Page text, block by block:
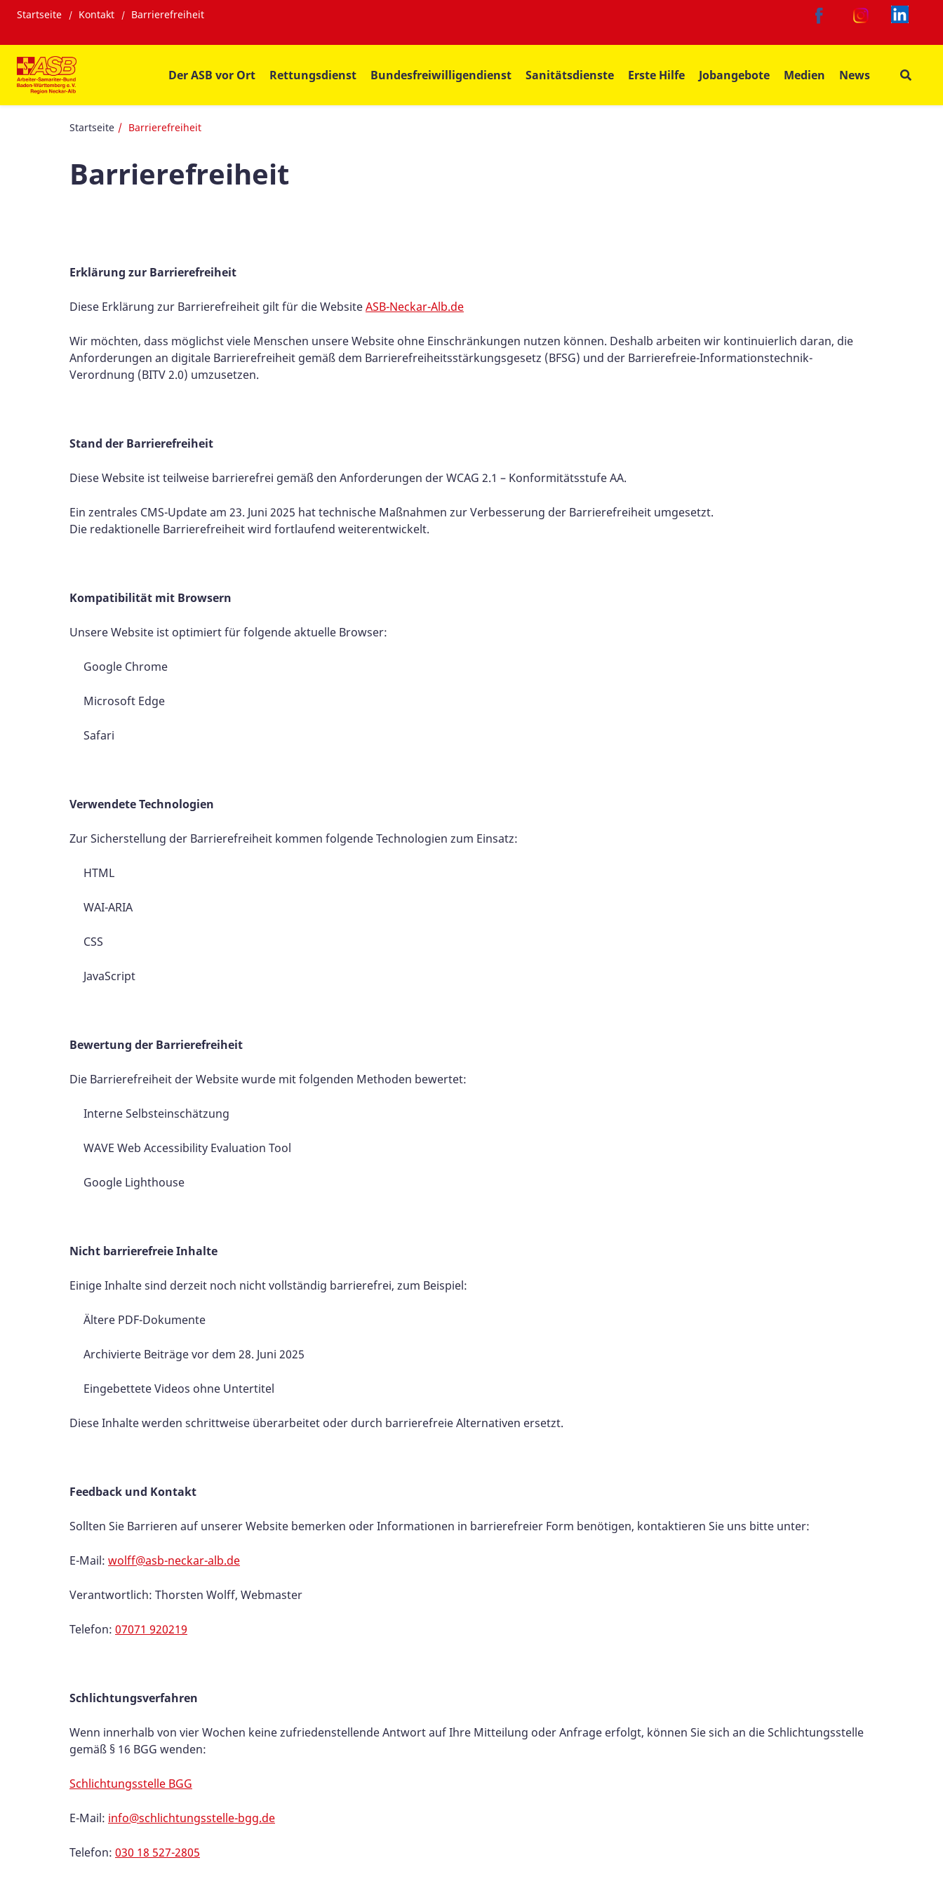
Startseite Kontakt Barrierefreiheit
Der ASB vor Ort Rettungsdienst Bundesfreiwilligendienst Sanitätsdienste Erste Hilfe Jobangebote Medien News
Startseite Barrierefreiheit
Barrierefreiheit
Erklärung zur Barrierefreiheit
Diese Erklärung zur Barrierefreiheit gilt für die WebsiteASB-Neckar-Alb.de
Wir möchten, dass möglichst viele Menschen unsere Website ohne Einschränkungen nutzen können. Deshalb arbeiten wir kontinuierlich daran, die
Anforderungen an digitale Barrierefreiheit gemäß dem Barrierefreiheitsstärkungsgesetz (BFSG) und der Barrierefreie-Informationstechnik-
Verordnung (BITV 2.0) umzusetzen.
Stand der Barrierefreiheit
Diese Website ist teilweise barrierefrei gemäß den Anforderungen der WCAG 2.1 – Konformitätsstufe AA.
Ein zentrales CMS-Update am 23. Juni 2025 hat technische Maßnahmen zur Verbesserung der Barrierefreiheit umgesetzt.
Die redaktionelle Barrierefreiheit wird fortlaufend weiterentwickelt.
Kompatibilität mit Browsern
Unsere Website ist optimiert für folgende aktuelle Browser:
Google Chrome
Microsoft Edge
Safari
Verwendete Technologien
Zur Sicherstellung der Barrierefreiheit kommen folgende Technologien zum Einsatz:
HTML
WAI-ARIA
CSS
JavaScript
Bewertung der Barrierefreiheit
Die Barrierefreiheit der Website wurde mit folgenden Methoden bewertet:
Interne Selbsteinschätzung
WAVE Web Accessibility Evaluation Tool
Google Lighthouse
Nicht barrierefreie Inhalte
Einige Inhalte sind derzeit noch nicht vollständig barrierefrei, zum Beispiel:
Ältere PDF-Dokumente
Archivierte Beiträge vor dem 28. Juni 2025
Eingebettete Videos ohne Untertitel
Diese Inhalte werden schrittweise überarbeitet oder durch barrierefreie Alternativen ersetzt.
Feedback und Kontakt
Sollten Sie Barrieren auf unserer Website bemerken oder Informationen in barrierefreier Form benötigen, kontaktieren Sie uns bitte unter:
E-Mail: wolff@asb-neckar-alb.de
Verantwortlich: Thorsten Wolff, Webmaster
Telefon: 07071 920219
Schlichtungsverfahren
Wenn innerhalb von vier Wochen keine zufriedenstellende Antwort auf Ihre Mitteilung oder Anfrage erfolgt, können Sie sich an die Schlichtungsstelle
gemäß § 16 BGG wenden:
Schlichtungsstelle BGG
E-Mail: info@schlichtungsstelle-bgg.de
Telefon: 030 18 527-2805